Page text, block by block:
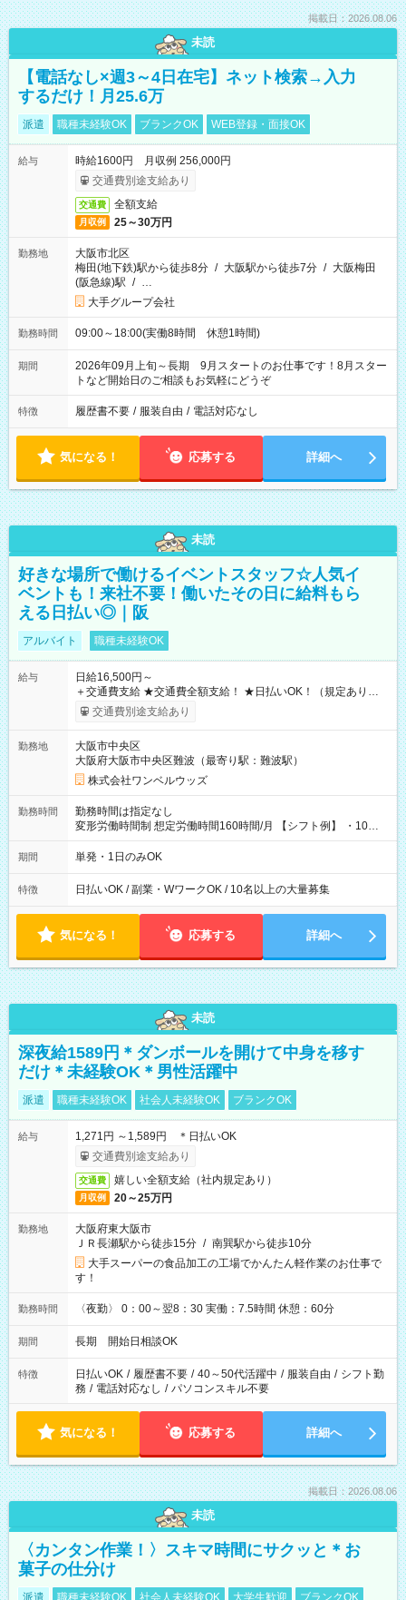
掲載日：2026.08.06
未読
【電話なし×週3～4日在宅】ネット検索→入力
するだけ！月25.6万
派遣 職種未経験OK ブランクOK WEB登録・面接OK
給与
時給1600円 月収例 256,000円
交通費別途支給あり
交通費 全額支給
月収例 25～30万円
勤務地
大阪市北区
梅田(地下鉄)駅から徒歩8分 / 大阪駅から徒歩7分 / 大阪梅田
(阪急線)駅 / …
大手グループ会社
勤務時間 09:00～18:00(実働8時間 休憩1時間)
期間
2026年09月上旬～長期 9月スタートのお仕事です！8月スター
トなど開始日のご相談もお気軽にどうぞ
特徴 履歴書不要 / 服装自由 / 電話対応なし
気になる！ 応募する 詳細へ
未読
好きな場所で働けるイベントスタッフ☆人気イ
ベントも！来社不要！働いたその日に給料もら
える日払い◎｜阪
アルバイト 職種未経験OK
給与
日給16,500円～
＋交通費支給 ★交通費全額支給！ ★日払いOK！（規定あり） ┗
働いたその日に現金GET♪ お仕事後はコンビニATMから 日払
交通費別途支給あり
勤務地
大阪市中央区
大阪府大阪市中央区難波（最寄り駅：難波駅）
株式会社ワンベルウッズ
勤務時間
勤務時間は指定なし
変形労働時間制 想定労働時間160時間/月 【シフト例】 ・10：
00～20：00
期間 単発・1日のみOK
特徴 日払いOK / 副業・WワークOK / 10名以上の大量募集
気になる！ 応募する 詳細へ
未読
深夜給1589円＊ダンボールを開けて中身を移す
だけ＊未経験OK＊男性活躍中
派遣 職種未経験OK 社会人未経験OK ブランクOK
給与
1,271円 ～1,589円 ＊日払いOK
交通費別途支給あり
交通費 嬉しい全額支給（社内規定あり）
月収例 20～25万円
勤務地
大阪府東大阪市
ＪＲ長瀬駅から徒歩15分 / 南巽駅から徒歩10分
大手スーパーの食品加工の工場でかんたん軽作業のお仕事で
す！
勤務時間 〈夜勤〉 0：00～翌8：30 実働：7.5時間 休憩：60分
期間 長期 開始日相談OK
特徴 日払いOK / 履歴書不要 / 40～50代活躍中 / 服装自由 / シフト勤
務 / 電話対応なし / パソコンスキル不要
気になる！ 応募する 詳細へ
掲載日：2026.08.06
未読
〈カンタン作業！〉スキマ時間にサクッと＊お
菓子の仕分け
派遣 職種未経験OK 社会人未経験OK 大学生歓迎 ブランクOK